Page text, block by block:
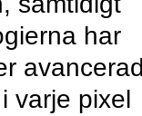
har
varje pixel